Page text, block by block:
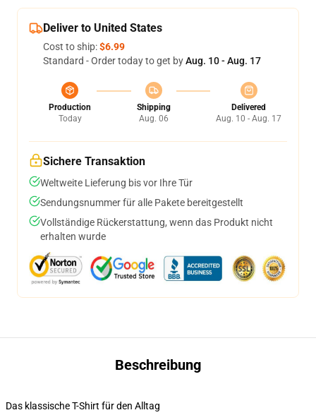
Deliver to United States
Cost to ship:$6.99
Standard - Order today to get byAug. 10 - Aug. 17
Production
Today
Shipping
Aug. 06
Delivered
Aug. 10 - Aug. 17
Sichere Transaktion
Weltweite Lieferung bis vor Ihre Tür
Sendungsnummer für alle Pakete bereitgestellt
Vollständige Rückerstattung, wenn das Produkt nicht
erhalten wurde
Beschreibung
Das klassische T-Shirt für den Alltag